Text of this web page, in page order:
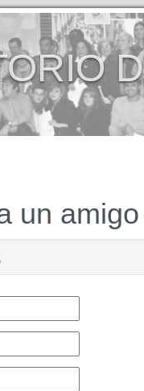
un amigo